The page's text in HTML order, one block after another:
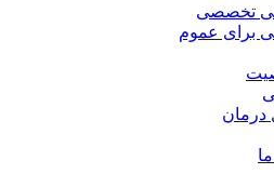
تخصصی
برای عموم
درمان